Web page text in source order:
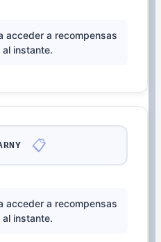
acceder a recompensas
instante.
📋
acceder a recompensas
instante.